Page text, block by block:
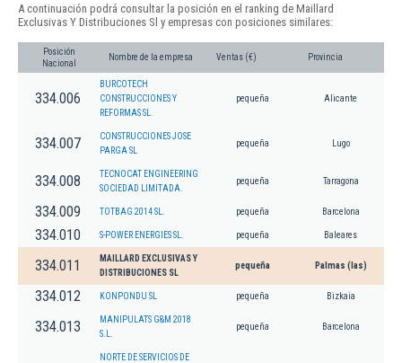
A continuación podrá consultar la posición en el ranking de Maillard
Exclusivas Y Distribuciones Sl y empresas con posiciones similares:
Posición
Nacional
Nombre de la empresa Ventas (€) Provincia
334.006
BURCOTECH
CONSTRUCCIONES Y
REFORMAS SL.
pequeña Alicante
334.007
CONSTRUCCIONES JOSE
PARGA SL
pequeña Lugo
334.008
TECNOCAT ENGINEERING
SOCIEDAD LIMITADA.
pequeña Tarragona
334.009 TOTBAG 2014 SL. pequeña Barcelona
334.010 S-POWER ENERGIES SL. pequeña Baleares
334.011
MAILLARD EXCLUSIVAS Y
DISTRIBUCIONES SL
pequeña Palmas (las)
334.012 KONPONDU SL pequeña Bizkaia
334.013
MANIPULATS G&M 2018
S.L.
pequeña Barcelona
NORTE DE SERVICIOS DE